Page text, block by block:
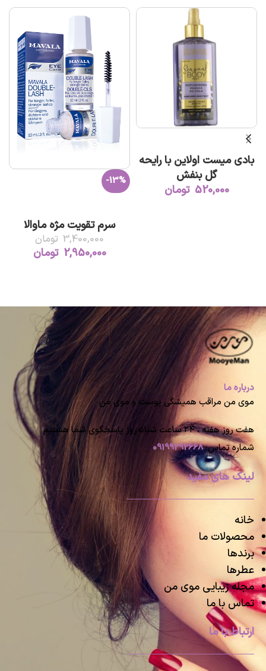
بادی میست اولاین با رایحه
گل بنفش
520,000 تومان
-13%
سرم تقویت مژه ماوالا
3,400,000 تومان
2,950,000 تومان
درباره ما
موی من مراقب همیشگی پوست و موی من
هفت روز هفته ، ۲۴ ساعت شبانه‌روز پاسخگوی شما هستیم
شماره تماس:09199292668
لینک های مفید
خانه
محصولات ما
برندها
عطرها
مجله زیبایی موی من
تماس با ما
ارتباط با ما